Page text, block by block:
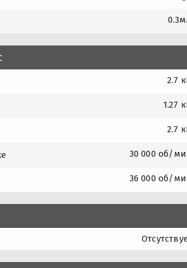
2.7
1.27
2.7
30 000 об/
36 000 об/